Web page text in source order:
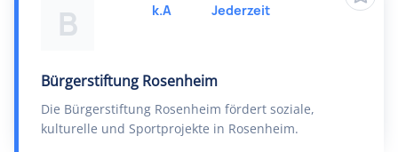
B
Bürgerstiftung Rosenheim
Die Bürgerstiftung Rosenheim fördert soziale,
kulturelle und Sportprojekte in Rosenheim.
k.A Jederzeit